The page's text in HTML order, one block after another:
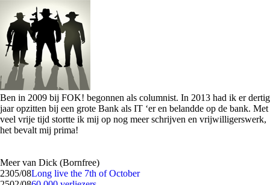
Ben in 2009 bij FOK! begonnen als columnist. In 2013 had ik er dertig
jaar opzitten bij een grote Bank als IT ‘er en belandde op de bank. Met
veel vrije tijd stortte ik mij op nog meer schrijven en vrijwilligerswerk,
het bevalt mij prima!
Meer van Dick (Bornfree)
2305/08Long live the 7th of October